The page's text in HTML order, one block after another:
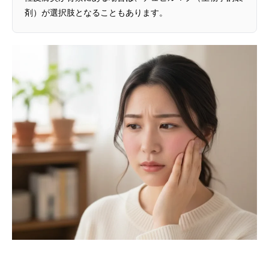
剤）が選択肢となることもあります。